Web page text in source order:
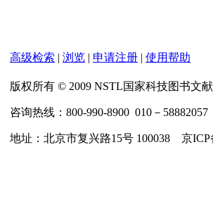
高级检索 | 浏览 | 申请注册 | 使用帮助
版权所有 © 2009 NSTL国家科技图书文
咨询热线：800-990-8900 010－58882057
地址：北京市复兴路15号 100038 京ICP